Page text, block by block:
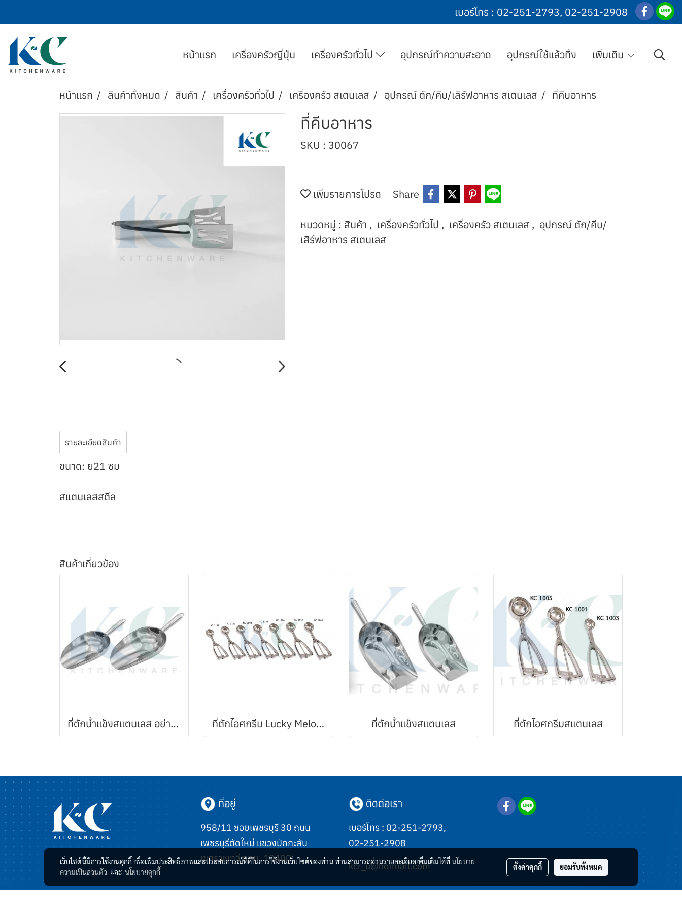
เบอร์โทร : 02-251-2793, 02-251-2908
หน้าแรก เครื่องครัวญี่ปุ่น เครื่องครัวทั่วไป อุปกรณ์ทำความสะอาด อุปกรณ์ใช้แล้วทิ้ง เพิ่มเติม
หน้าแรก สินค้าทั้งหมด สินค้า เครื่องครัวทั่วไป เครื่องครัว สเตนเลส อุปกรณ์ ตัก/คีบ/เสิร์ฟอาหาร สเตนเลส ที่คีบอาหาร
ที่คีบอาหาร
SKU : 30067
เพิ่มรายการโปรด Share
หมวดหมู่ : สินค้า , เครื่องครัวทั่วไป , เครื่องครัว สเตนเลส , อุปกรณ์ ตัก/คีบ/
เสิร์ฟอาหาร สเตนเลส
รายละเอียดสินค้า
ขนาด: ย21 ซม
สแตนเลสสตีล
สินค้าเกี่ยวข้อง
ที่ตักน้้ำแข็งสแตนเลส อย่างหนา ที่ตักไอศกรีม Lucky Melody (Made in Japan) ที่ตักน้้ำแข็งสแตนเลส ที่ตักไอศกรีมสแตนเลส
ที่อยู่
958/11 ซอยเพชรบุรี 30 ถนน
เพชรบุรีตัดใหม่ แขวงมักกะสัน
เขตราชเทวี กทม. 10400
ติดต่อเรา
เบอร์โทร : 02-251-2793,
02-251-2908
kcr_u@hotmail.com
เว็บไซต์นี้มีการใช้งานคุกกี้ เพื่อเพิ่มประสิทธิภาพและประสบการณ์ที่ดีในการใช้งานเว็บไซต์ของท่าน ท่านสามารถอ่านรายละเอียดเพิ่มเติมได้ที่นโยบาย
ความเป็นส่วนตัว และ นโยบายคุกกี้
ตั้งค่าคุกกี้ ยอมรับทั้งหมด